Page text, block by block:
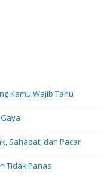
Kamu Wajib Tahu
Sahabat, dan Pacar
Tidak Panas